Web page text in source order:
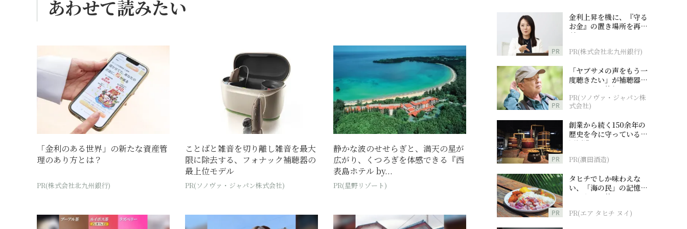
あわせて読みたい
「金利のある世界」の新たな資産管
理のあり方とは？
PR(株式会社北九州銀行)
ことばと雑音を切り離し雑音を最大
限に除去する、フォナック補聴器の
最上位モデル
PR(ソノヴァ・ジャパン株式会社)
静かな波のせせらぎと、満天の星が
広がり、くつろぎを体感できる『西
表島ホテル by...
PR(星野リゾート)
PR
金利上昇を機に、『守る
お金』の置き場所を再検
討
PR(株式会社北九州銀行)
PR
「ヤブサメの声をもう一
度聴きたい」が補聴器チ
ャレンジの後押しに
PR(ソノヴァ・ジャパン株
式会社)
PR
創業から続く150余年の
歴史を今に守っている濵
田酒造
PR(濵田酒造)
PR
タヒチでしか味わえな
い、「海の民」の記憶へ
とつながる旅
PR(エア タヒチ ヌイ)